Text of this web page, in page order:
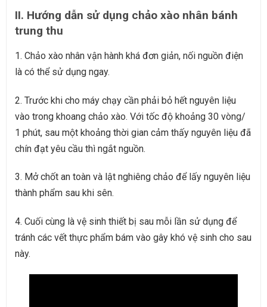
II. Hướng dẫn sử dụng chảo xào nhân bánh
trung thu
1. Chảo xào nhân vận hành khá đơn giản, nối nguồn điện
là có thể sử dụng ngay.
2. Trước khi cho máy chạy cần phải bỏ hết nguyên liệu
vào trong khoang chảo xào. Với tốc độ khoảng 30 vòng/
1 phút, sau một khoảng thời gian cảm thấy nguyên liệu đã
chín đạt yêu cầu thì ngắt nguồn.
3. Mở chốt an toàn và lật nghiêng chảo để lấy nguyên liệu
thành phẩm sau khi sên.
4. Cuối cùng là vệ sinh thiết bị sau mỗi lần sử dụng để
tránh các vết thực phẩm bám vào gây khó vệ sinh cho sau
này.